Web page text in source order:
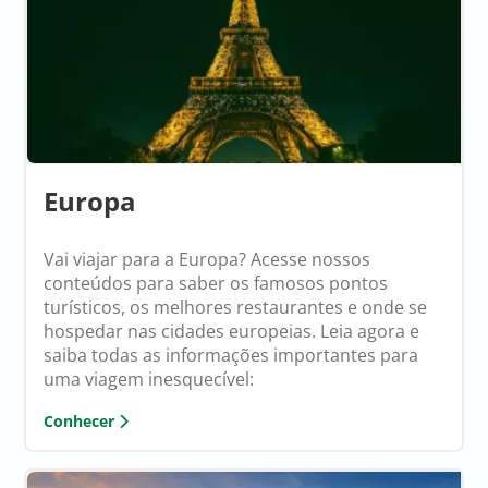
Europa
Vai viajar para a Europa? Acesse nossos
conteúdos para saber os famosos pontos
turísticos, os melhores restaurantes e onde se
hospedar nas cidades europeias. Leia agora e
saiba todas as informações importantes para
uma viagem inesquecível:
Conhecer